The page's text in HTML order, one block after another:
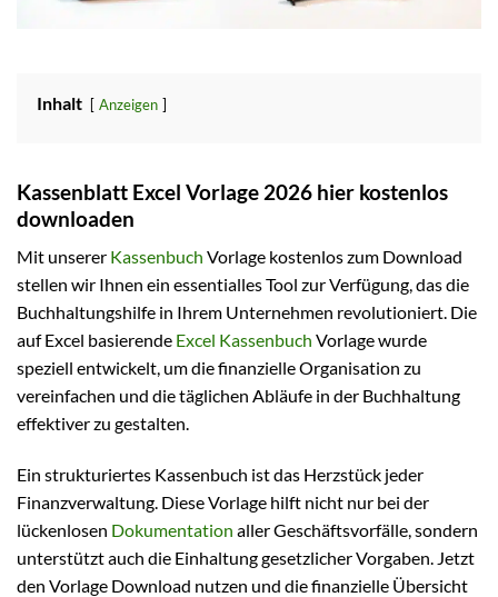
Inhalt Anzeigen
Kassenblatt Excel Vorlage 2026 hier kostenlos
downloaden
Mit unserer Kassenbuch Vorlage kostenlos zum Download
stellen wir Ihnen ein essentialles Tool zur Verfügung, das die
Buchhaltungshilfe in Ihrem Unternehmen revolutioniert. Die
auf Excel basierende Excel Kassenbuch Vorlage wurde
speziell entwickelt, um die finanzielle Organisation zu
vereinfachen und die täglichen Abläufe in der Buchhaltung
effektiver zu gestalten.
Ein strukturiertes Kassenbuch ist das Herzstück jeder
Finanzverwaltung. Diese Vorlage hilft nicht nur bei der
lückenlosen Dokumentation aller Geschäftsvorfälle, sondern
unterstützt auch die Einhaltung gesetzlicher Vorgaben. Jetzt
den Vorlage Download nutzen und die finanzielle Übersicht